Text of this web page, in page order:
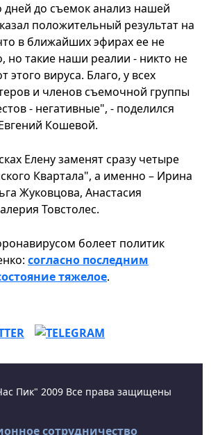
дней до съемок анализ нашей
положительный результат на
в ближайших эфирах ее не
но такие наши реалии - никто не
этого вируса. Благо, у всех
и членов съемочной группы
- негативные", - поделился
Кошевой.
Елену заменят сразу четыре
Квартала", а именно – Ирина
Жуковцова, Анастасия
Товстолес.
болеет политик
согласно последним
тяжелое.
Пик" 2009 Все права защищены
сотрудничество